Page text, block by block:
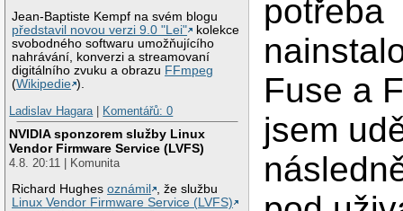
Jean-Baptiste Kempf na svém blogu
představil novou verzi 9.0 "Lei"
kolekce
svobodného softwaru umožňujícího
nahrávání, konverzi a streamovaní
digitálního zvuku a obrazu FFmpeg
(Wikipedie ).
Ladislav Hagara
Komentářů: 0
NVIDIA sponzorem služby Linux
Vendor Firmware Service (LVFS)
4.8. 20:11 | Komunita
Richard Hughesoznámil
, že službu
Linux Vendor Firmware Service (LVFS)
potřeba
Fuse a
jsem